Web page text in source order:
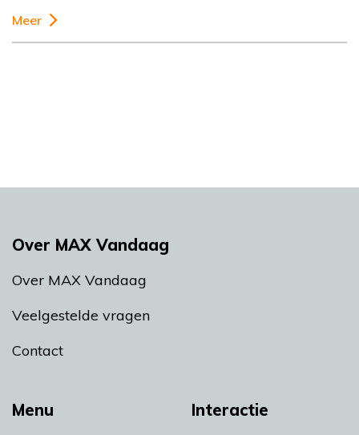
Meer
Menu Interactie
Over MAX Vandaag
Over MAX Vandaag
Veelgestelde vragen
Contact